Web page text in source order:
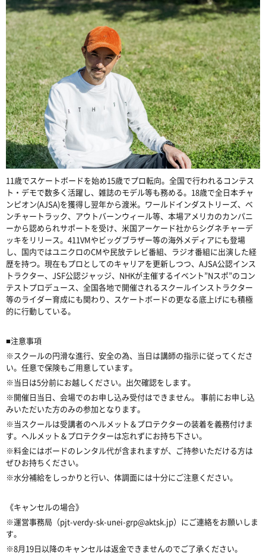
11歳でスケートボードを始め15歳でプロ転向。全国で行われるコンテス
ト・デモで数多く活躍し、雑誌のモデル等も務める。18歳で全日本チャ
ンピオン(AJSA)を獲得し翌年から渡米。ワールドインダストリーズ、ベ
ンチャートラック、アウトバーンウィール等、本場アメリカのカンパニ
ーから認められサポートを受け、米国アーケード社からシグネチャーデ
ッキをリリース。411VMやビッグブラザー等の海外メディアにも登場
し、国内ではユニクロのCMや民放テレビ番組、ラジオ番組に出演した経
歴を持つ。現在もプロとしてのキャリアを更新しつつ、AJSA公認インス
トラクター、JSF公認ジャッジ、NHKが主催するイベント”Nスポ”のコン
テストプロデュース、全国各地で開催されるスクールインストラクター
等のライダー育成にも関わり、スケートボードの更なる底上げにも積極
的に行動している。
■注意事項
※スクールの円滑な進行、安全の為、当日は講師の指示に従ってくださ
い。任意で保険もご用意しています。
※当日は5分前にお越しください。出欠確認をします。
※開催日当日、会場でのお申し込み受付はできません。 事前にお申し込
みいただいた方のみの参加となります。
※当スクールは受講者のヘルメット＆プロテクターの装着を義務付けま
す。ヘルメット＆プロテクターは忘れずにお持ち下さい。
※料金にはボードのレンタル代が含まれますが、ご持参いただける方は
ぜひお持ちください。
※水分補給をしっかりと行い、体調面には十分にご注意ください。
《キャンセルの場合》
※運営事務局（pjt-verdy-sk-unei-grp@aktsk.jp）にご連絡をお願いしま
す。
※8月19日以降のキャンセルは返金できませんのでご了承ください。